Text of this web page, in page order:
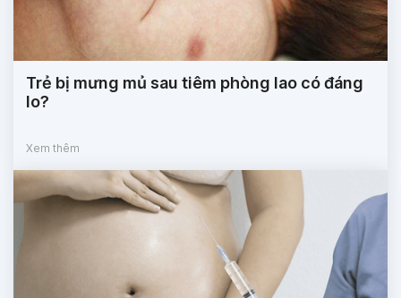
Trẻ bị mưng mủ sau tiêm phòng lao có đáng
lo?
Xem thêm